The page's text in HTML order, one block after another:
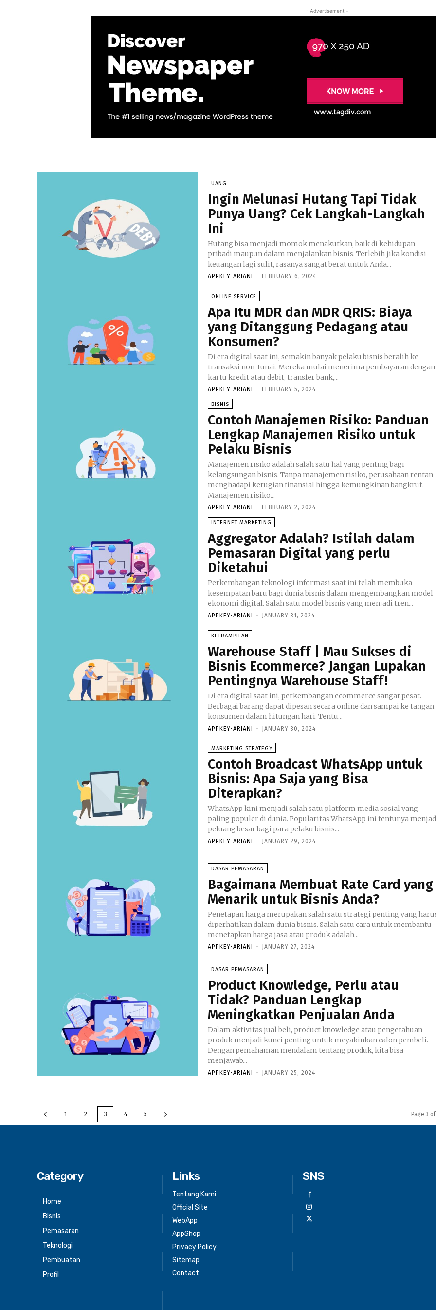
- Advertisement -
UANG
Ingin Melunasi Hutang Tapi Tidak
Punya Uang? Cek Langkah-Langkah
Ini
Hutang bisa menjadi momok menakutkan, baik di kehidupan
pribadi maupun dalam menjalankan bisnis. Terlebih jika kondisi
keuangan lagi sulit, rasanya sangat berat untuk Anda...
APPKEY-ARIANI - FEBRUARY 6, 2024
ONLINE SERVICE
Apa Itu MDR dan MDR QRIS: Biaya
yang Ditanggung Pedagang atau
Konsumen?
Di era digital saat ini, semakin banyak pelaku bisnis beralih ke
transaksi non-tunai. Mereka mulai menerima pembayaran dengan
kartu kredit atau debit, transfer bank,...
APPKEY-ARIANI - FEBRUARY 5, 2024
BISNIS
Contoh Manajemen Risiko: Panduan
Lengkap Manajemen Risiko untuk
Pelaku Bisnis
Manajemen risiko adalah salah satu hal yang penting bagi
kelangsungan bisnis. Tanpa manajemen risiko, perusahaan rentan
menghadapi kerugian finansial hingga kemungkinan bangkrut.
Manajemen risiko...
APPKEY-ARIANI - FEBRUARY 2, 2024
INTERNET MARKETING
Aggregator Adalah? Istilah dalam
Pemasaran Digital yang perlu
Diketahui
Perkembangan teknologi informasi saat ini telah membuka
kesempatan baru bagi dunia bisnis dalam mengembangkan model
ekonomi digital. Salah satu model bisnis yang menjadi tren...
APPKEY-ARIANI - JANUARY 31, 2024
KETRAMPILAN
Warehouse Staff | Mau Sukses di
Bisnis Ecommerce? Jangan Lupakan
Pentingnya Warehouse Staff!
Di era digital saat ini, perkembangan ecommerce sangat pesat.
Berbagai barang dapat dipesan secara online dan sampai ke tangan
konsumen dalam hitungan hari. Tentu...
APPKEY-ARIANI - JANUARY 30, 2024
MARKETING STRATEGY
Contoh Broadcast WhatsApp untuk
Bisnis: Apa Saja yang Bisa
Diterapkan?
WhatsApp kini menjadi salah satu platform media sosial yang
paling populer di dunia. Popularitas WhatsApp ini tentunya
peluang besar bagi para pelaku bisnis...
APPKEY-ARIANI - JANUARY 29, 2024
DASAR PEMASARAN
Bagaimana Membuat Rate Card yang
Menarik untuk Bisnis Anda?
Penetapan harga merupakan salah satu strategi penting yang
diperhatikan dalam dunia bisnis. Salah satu cara untuk membantu
menetapkan harga jasa atau produk adalah...
APPKEY-ARIANI - JANUARY 27, 2024
DASAR PEMASARAN
Product Knowledge, Perlu atau
Tidak? Panduan Lengkap
Meningkatkan Penjualan Anda
Dalam aktivitas jual beli, product knowledge atau pengetahuan
produk menjadi kunci penting untuk meyakinkan calon pembeli.
Dengan pemahaman mendalam tentang produk, kita bisa
menjawab...
APPKEY-ARIANI - JANUARY 25, 2024
1 2 3 4 5 Page 3
Category
Home
Bisnis
Pemasaran
Teknologi
Pembuatan
Profil
Links
Tentang Kami
Official Site
WebApp
AppShop
Privacy Policy
Sitemap
Contact
SNS